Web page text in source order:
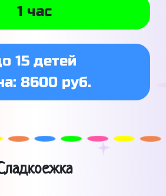
1 час
15 детей
8600 руб.